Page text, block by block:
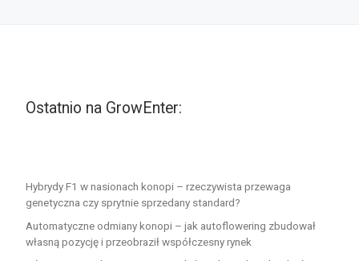
Ostatnio na GrowEnter:
Hybrydy F1 w nasionach konopi – rzeczywista przewaga
genetyczna czy sprytnie sprzedany standard?
Automatyczne odmiany konopi – jak autoflowering zbudował
własną pozycję i przeobraził współczesny rynek